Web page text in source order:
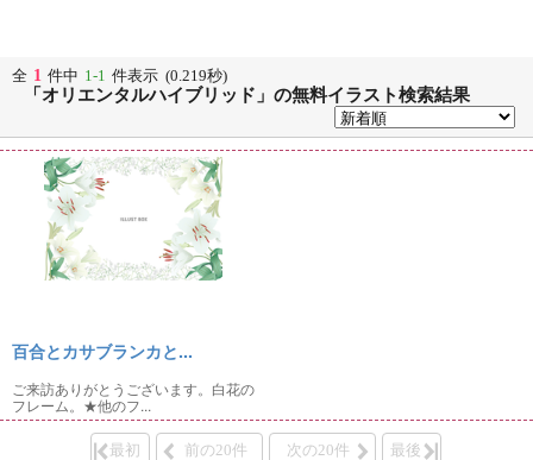
全 1 件中 1-1 件表示 (0.219秒)
「オリエンタルハイブリッド」の無料イラスト検索結果
百合とカサブランカと...
ご来訪ありがとうございます。白花の
フレーム。★他のフ...
最初 前の20件 次の20件 最後